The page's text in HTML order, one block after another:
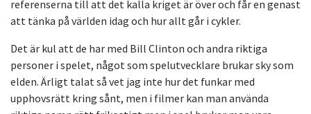
referenserna till att det kalla kriget är över och får en genast
att tänka på världen idag och hur allt går i cykler.
Det är kul att de har med Bill Clinton och andra riktiga
personer i spelet, något som spelutvecklare brukar sky som
elden. Ärligt talat så vet jag inte hur det funkar med
upphovsrätt kring sånt, men i filmer kan man använda